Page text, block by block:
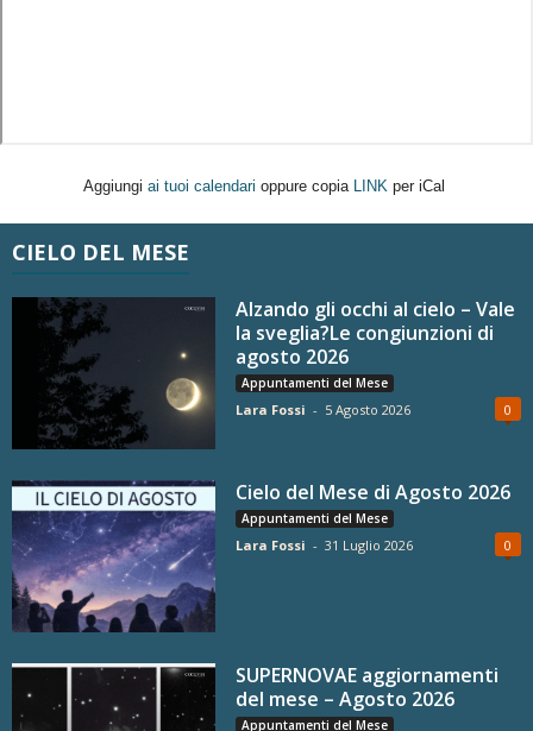
Aggiungi ai tuoi calendari oppure copia LINK per iCal
CIELO DEL MESE
Alzando gli occhi al cielo – Vale
la sveglia?Le congiunzioni di
agosto 2026
Appuntamenti del Mese
Lara Fossi - 5 Agosto 2026 0
Cielo del Mese di Agosto 2026
Appuntamenti del Mese
Lara Fossi - 31 Luglio 2026 0
SUPERNOVAE aggiornamenti
del mese – Agosto 2026
Appuntamenti del Mese